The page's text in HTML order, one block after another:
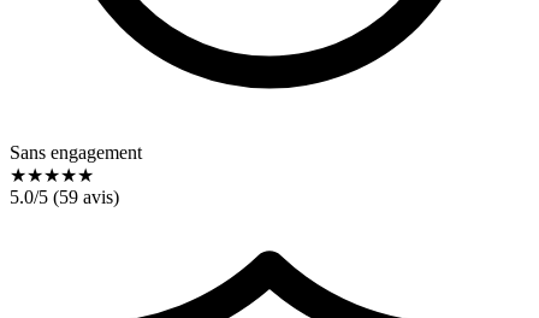
Sans engagement
★★★★★
5.0/5 (59 avis)